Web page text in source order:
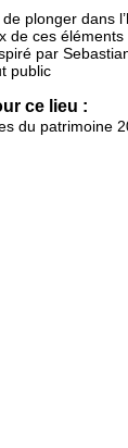
plonger dans
de ces
par
public
ce lieu :
du patrimoine